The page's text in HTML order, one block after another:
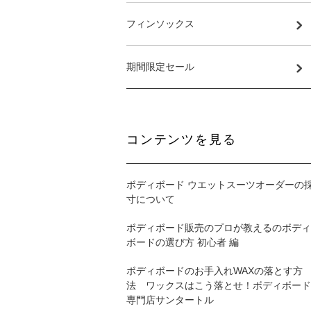
フィンソックス
期間限定セール
コンテンツを見る
ボディボード ウエットスーツオーダーの
寸について
ボディボード販売のプロが教えるのボディ
ボードの選び方 初心者 編
ボディボードのお手入れWAXの落とす方
法 ワックスはこう落とせ！ボディボード
専門店サンタートル